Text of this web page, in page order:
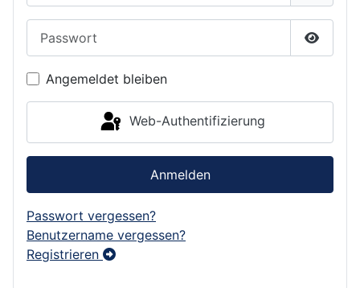
Angemeldet bleiben
Web-Authentifizierung
Anmelden
Passwort vergessen?
Benutzername vergessen?
Registrieren